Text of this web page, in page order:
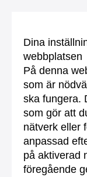
Dina
webbplatsen
På denna
som är
ska fungera.
som gör att
nätverk eller
anpassad
på aktiverad
föregående